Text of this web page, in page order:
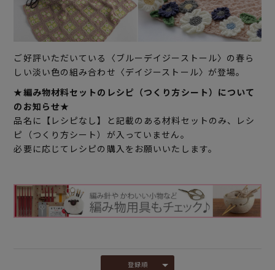
ご好評いただいている〈ブルーデイジーストール〉の春ら
しい淡い色の組み合わせ〈デイジーストール〉が登場。
★編み物材料セットのレシピ（つくり方シート）について
のお知らせ★
品名に【レシピなし】と記載のある材料セットのみ、レシ
ピ（つくり方シート）が入っていません。
必要に応じてレシピの購入をお願いいたします。
登録順